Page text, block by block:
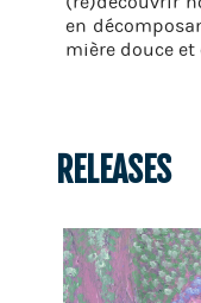
en
mière douce et
RELEASES